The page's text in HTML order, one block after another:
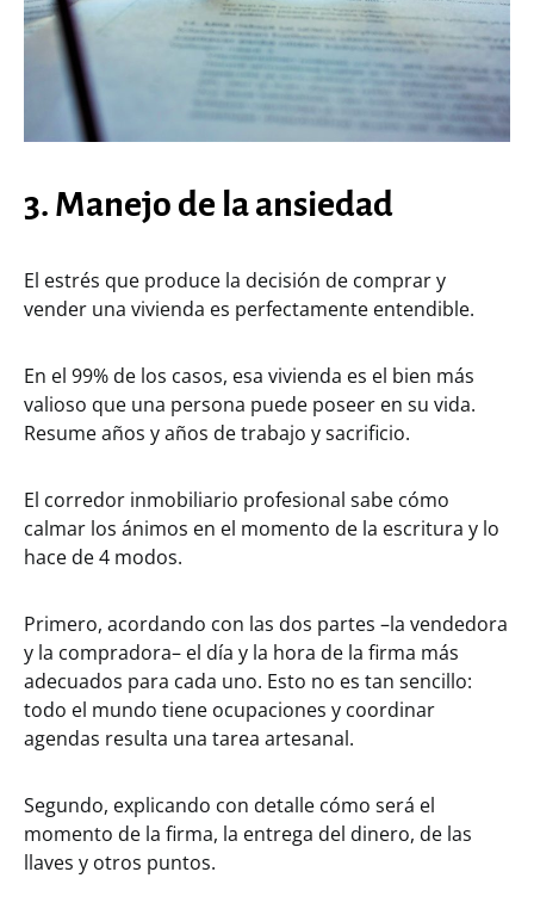
3. Manejo de la ansiedad
El estrés que produce la decisión de comprar y
vender una vivienda es perfectamente entendible.
En el 99% de los casos, esa vivienda es el bien más
valioso que una persona puede poseer en su vida.
Resume años y años de trabajo y sacrificio.
El corredor inmobiliario profesional sabe cómo
calmar los ánimos en el momento de la escritura y lo
hace de 4 modos.
Primero, acordando con las dos partes –la vendedora
y la compradora– el día y la hora de la firma más
adecuados para cada uno. Esto no es tan sencillo:
todo el mundo tiene ocupaciones y coordinar
agendas resulta una tarea artesanal.
Segundo, explicando con detalle cómo será el
momento de la firma, la entrega del dinero, de las
llaves y otros puntos.